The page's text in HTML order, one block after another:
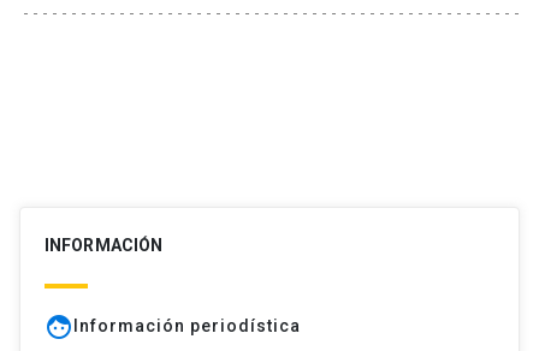
INFORMACIÓN
face Información periodística